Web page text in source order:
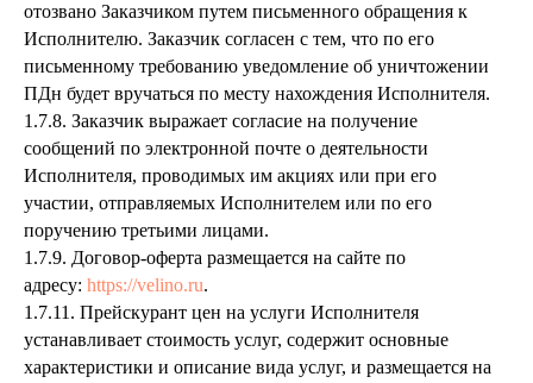
отозвано Заказчиком путем письменного обращения к
Исполнителю. Заказчик согласен с тем, что по его
письменному требованию уведомление об уничтожении
ПДн будет вручаться по месту нахождения Исполнителя.
1.7.8. Заказчик выражает согласие на получение
сообщений по электронной почте о деятельности
Исполнителя, проводимых им акциях или при его
участии, отправляемых Исполнителем или по его
поручению третьими лицами.
1.7.9. Договор-оферта размещается на сайте по
адресу: https://velino.ru.
1.7.11. Прейскурант цен на услуги Исполнителя
устанавливает стоимость услуг, содержит основные
характеристики и описание вида услуг, и размещается на